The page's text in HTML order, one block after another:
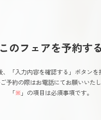
このフェアを予約する
「入力内容を確認する」ボタンを
予約の際はお電話にてお願いいた
「※ 」の項目は必須事項です。